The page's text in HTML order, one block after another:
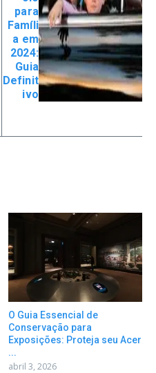
para
Famíli
a em
2024:
Guia
Definit
ivo
O Guia Essencial de
Conservação para
Exposições: Proteja seu Acer
...
abril 3, 2026